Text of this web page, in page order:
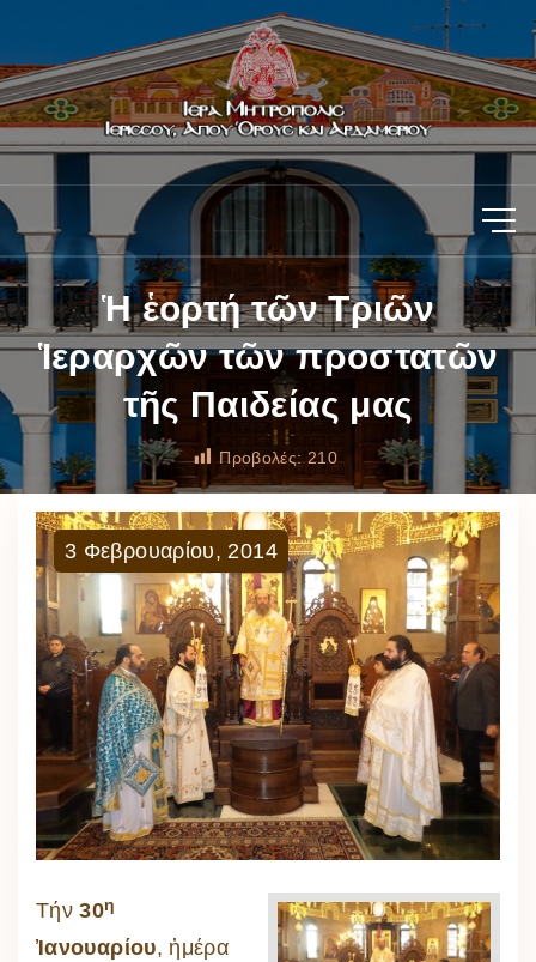
Ἡ ἑορτή τῶν Τριῶν
Ἱεραρχῶν τῶν προστατῶν
τῆς Παιδείας μας
Προβολές: 210
3 Φεβρουαρίου, 2014
Τήν30η
Ἰανουαρίου, ἡμέρα